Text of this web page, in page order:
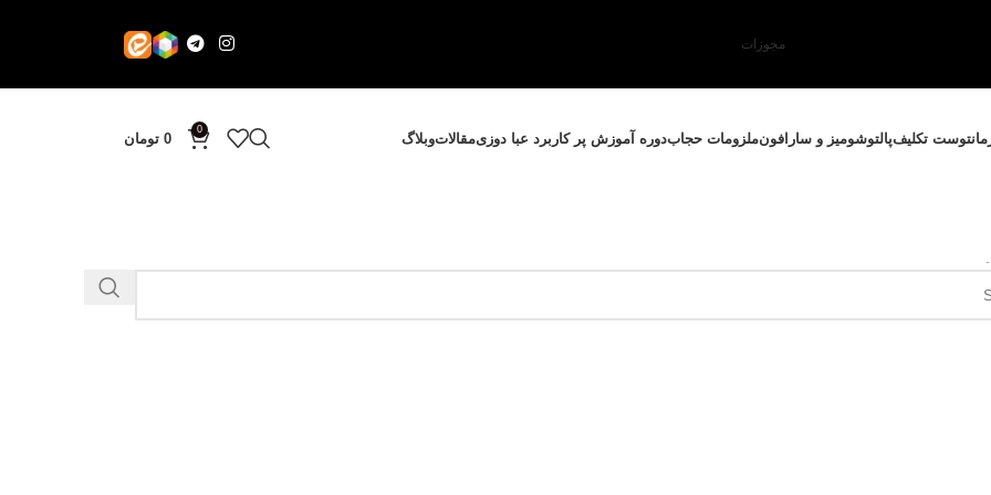
مجوزات
مانتوست تکلیفپالتوشومیز و سارافونملزومات حجابدوره آموزش پر کاربرد عبا دوزیمقالاتوبلاگ
0
0 تومان